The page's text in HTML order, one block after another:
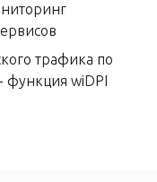
трафика по
функция wiDPI